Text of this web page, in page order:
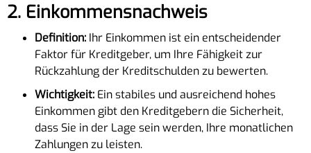
2. Einkommensnachweis
Definition: Ihr Einkommen ist ein entscheidender
Faktor für Kreditgeber, um Ihre Fähigkeit zur
Rückzahlung der Kreditschulden zu bewerten.
Wichtigkeit: Ein stabiles und ausreichend hohes
Einkommen gibt den Kreditgebern die Sicherheit,
dass Sie in der Lage sein werden, Ihre monatlichen
Zahlungen zu leisten.